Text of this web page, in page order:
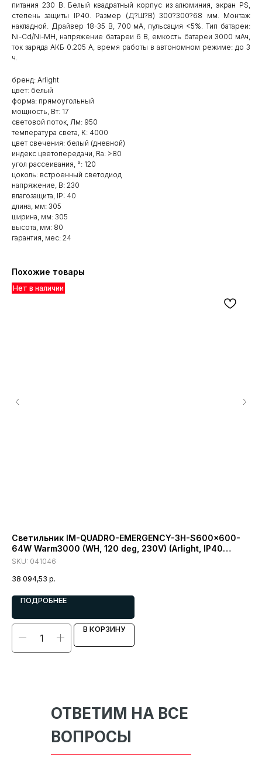
питания 230 В. Белый квадратный корпус из алюминия, экран PS,
степень защиты IP40. Размер (Д?Ш?В) 300?300?68 мм. Монтаж
накладной. Драйвер 18-35 В, 700 мА, пульсация <5%. Тип батареи:
Ni-Cd/Ni-MH, напряжение батареи 6 В, емкость батареи 3000 мАч,
ток заряда АКБ 0.205 А, время работы в автономном режиме: до 3
ч.
бренд: Arlight
цвет: белый
форма: прямоугольный
мощность, Вт: 17
световой поток, Лм: 950
температура света, К: 4000
цвет свечения: белый (дневной)
индекс цветопередачи, Ra: >80
угол рассеивания, °: 120
цоколь: встроенный светодиод
напряжение, В: 230
влагозащита, IP: 40
длина, мм: 305
ширина, мм: 305
высота, мм: 80
гарантия, мес: 24
Похожие товары
Светильник IM-QUADRO-EMERGENCY-3H-S600x600-
64W Warm3000 (WH, 120 deg, 230V) (Arlight, IP40
Металл)
SKU: 041046
38 094,53 р.
ПОДРОБНЕЕ
В КОРЗИНУ
ОТВЕТИМ НА ВСЕ
ВОПРОСЫ